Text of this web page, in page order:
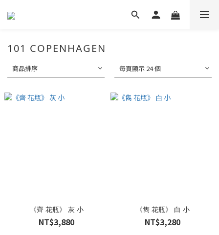
101 COPENHAGEN
商品排序 每頁顯示 24 個
《齊 花瓶》 灰 小
NT$3,880
《雋 花瓶》 白 小
NT$3,280